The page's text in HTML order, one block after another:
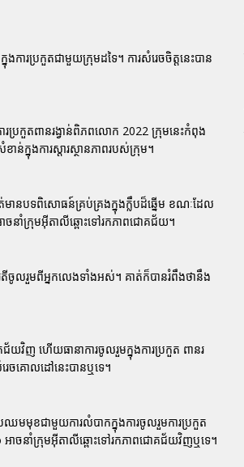
ារប្រកួតជាមួយក្រុមដទៃ។ ការសំរេចចិត្តនេះបាន
រប្រកួតពានរង្វាន់ពិភពលោក 2022 ក្រុមនេះកំពុង
ក្នុងការស្តារស្ថានភាពរបស់ក្រុម។
មានបទពិសោធន៍គ្រប់គ្រងក្នុងក្លឹបដ៏ឆ្នើម ខណៈដែល
ចនាំក្រុមអ៊ីតាលីឆ្ពោះទៅរកភាពជោគជ័យ។
រតីចូលរួមពីអ្នកលេងទាំងអស់។ គាត់ក៏បានរំពឹងថានឹង
វិញ ហើយធានាការចូលរួមក្នុងការប្រកួត ពានរ
េចគោលដៅនេះបានឬទេ។
ឈមមុខជាមួយការលំបាកក្នុងការចូលរួមការប្រកួត
អាចនាំក្រុមអ៊ីតាលីឆ្ពោះទៅរកភាពជោគជ័យវិញឬទេ។